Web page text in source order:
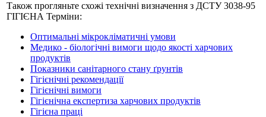
Також прогляньте схожі технічні визначення з ДСТУ 3038-95
ГIГIЄНА Терміни:
Оптимальні мікрокліматичні умови
Медико - біологічні вимоги щодо якості харчових
продуктів
Показники санітарного стану ґрунтів
Гігієнічні рекомендації
Гігієнічні вимоги
Гігієнічна експертиза харчових продуктів
Гігієна праці